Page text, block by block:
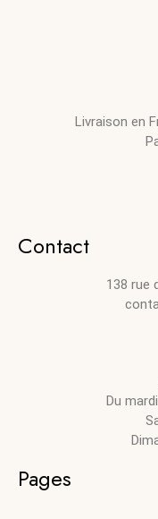
Livraison en
Contact
138 rue
Du
Pages